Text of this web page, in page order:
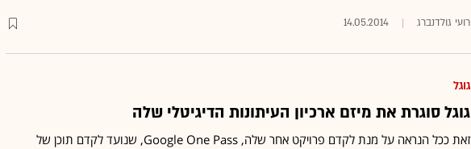
רועי גולדנברג 14.05.2014
גוגל
גוגל סוגרת את מיזם ארכיון העיתונות הדיגיטלי שלה
‎זאת ככל הנראה על מנת לקדם פרויקט אחר שלה, Google One Pass, שנועד לקדם תוכן של